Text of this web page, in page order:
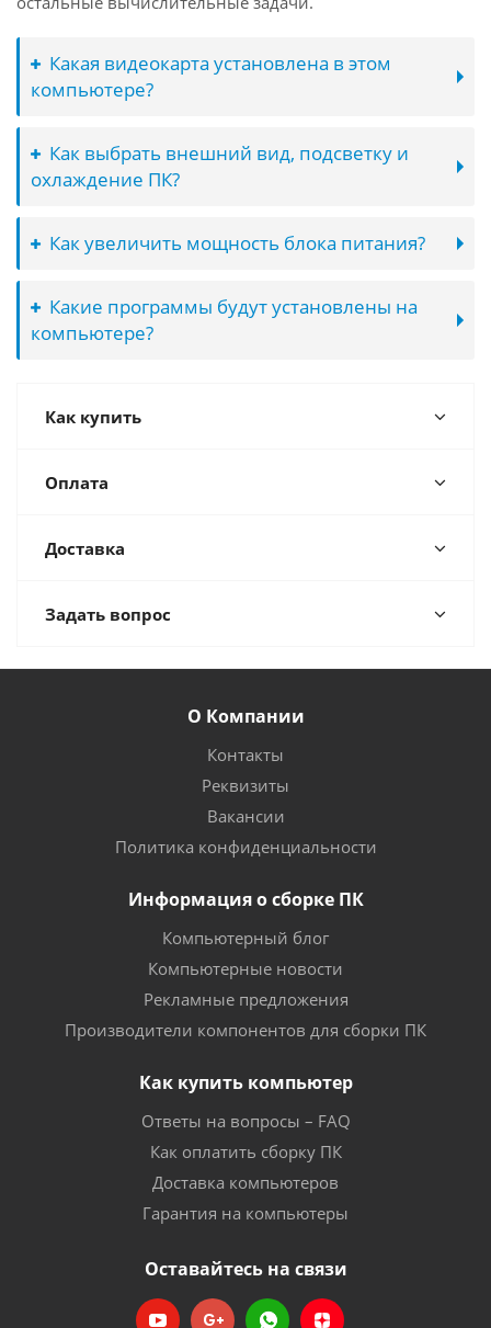
Какая видеокарта установлена в этом
компьютере?
Как выбрать внешний вид, подсветку и
охлаждение ПК?
Как увеличить мощность блока питания?
Какие программы будут установлены на
компьютере?
Как купить
Оплата
Доставка
Задать вопрос
О Компании
Контакты
Реквизиты
Вакансии
Политика конфиденциальности
Информация о сборке ПК
Компьютерный блог
Компьютерные новости
Рекламные предложения
Производители компонентов для сборки ПК
Как купить компьютер
Ответы на вопросы – FAQ
Как оплатить сборку ПК
Доставка компьютеров
Гарантия на компьютеры
Оставайтесь на связи